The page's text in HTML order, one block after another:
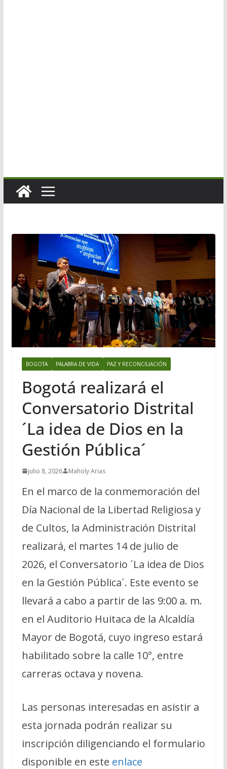
BOGOTA PALABRA DE VIDA PAZ Y RECONCILIACIÓN
Bogotá realizará el
Conversatorio Distrital
´La idea de Dios en la
Gestión Pública´
julio 8, 2026 Maholy Arias
En el marco de la conmemoración del
Día Nacional de la Libertad Religiosa y
de Cultos, la Administración Distrital
realizará, el martes 14 de julio de
2026, el Conversatorio ´La idea de Dios
en la Gestión Pública´. Este evento se
llevará a cabo a partir de las 9:00 a. m.
en el Auditorio Huitaca de la Alcaldía
Mayor de Bogotá, cuyo ingreso estará
habilitado sobre la calle 10°, entre
carreras octava y novena.
Las personas interesadas en asistir a
esta jornada podrán realizar su
inscripción diligenciando el formulario
disponible en este enlace